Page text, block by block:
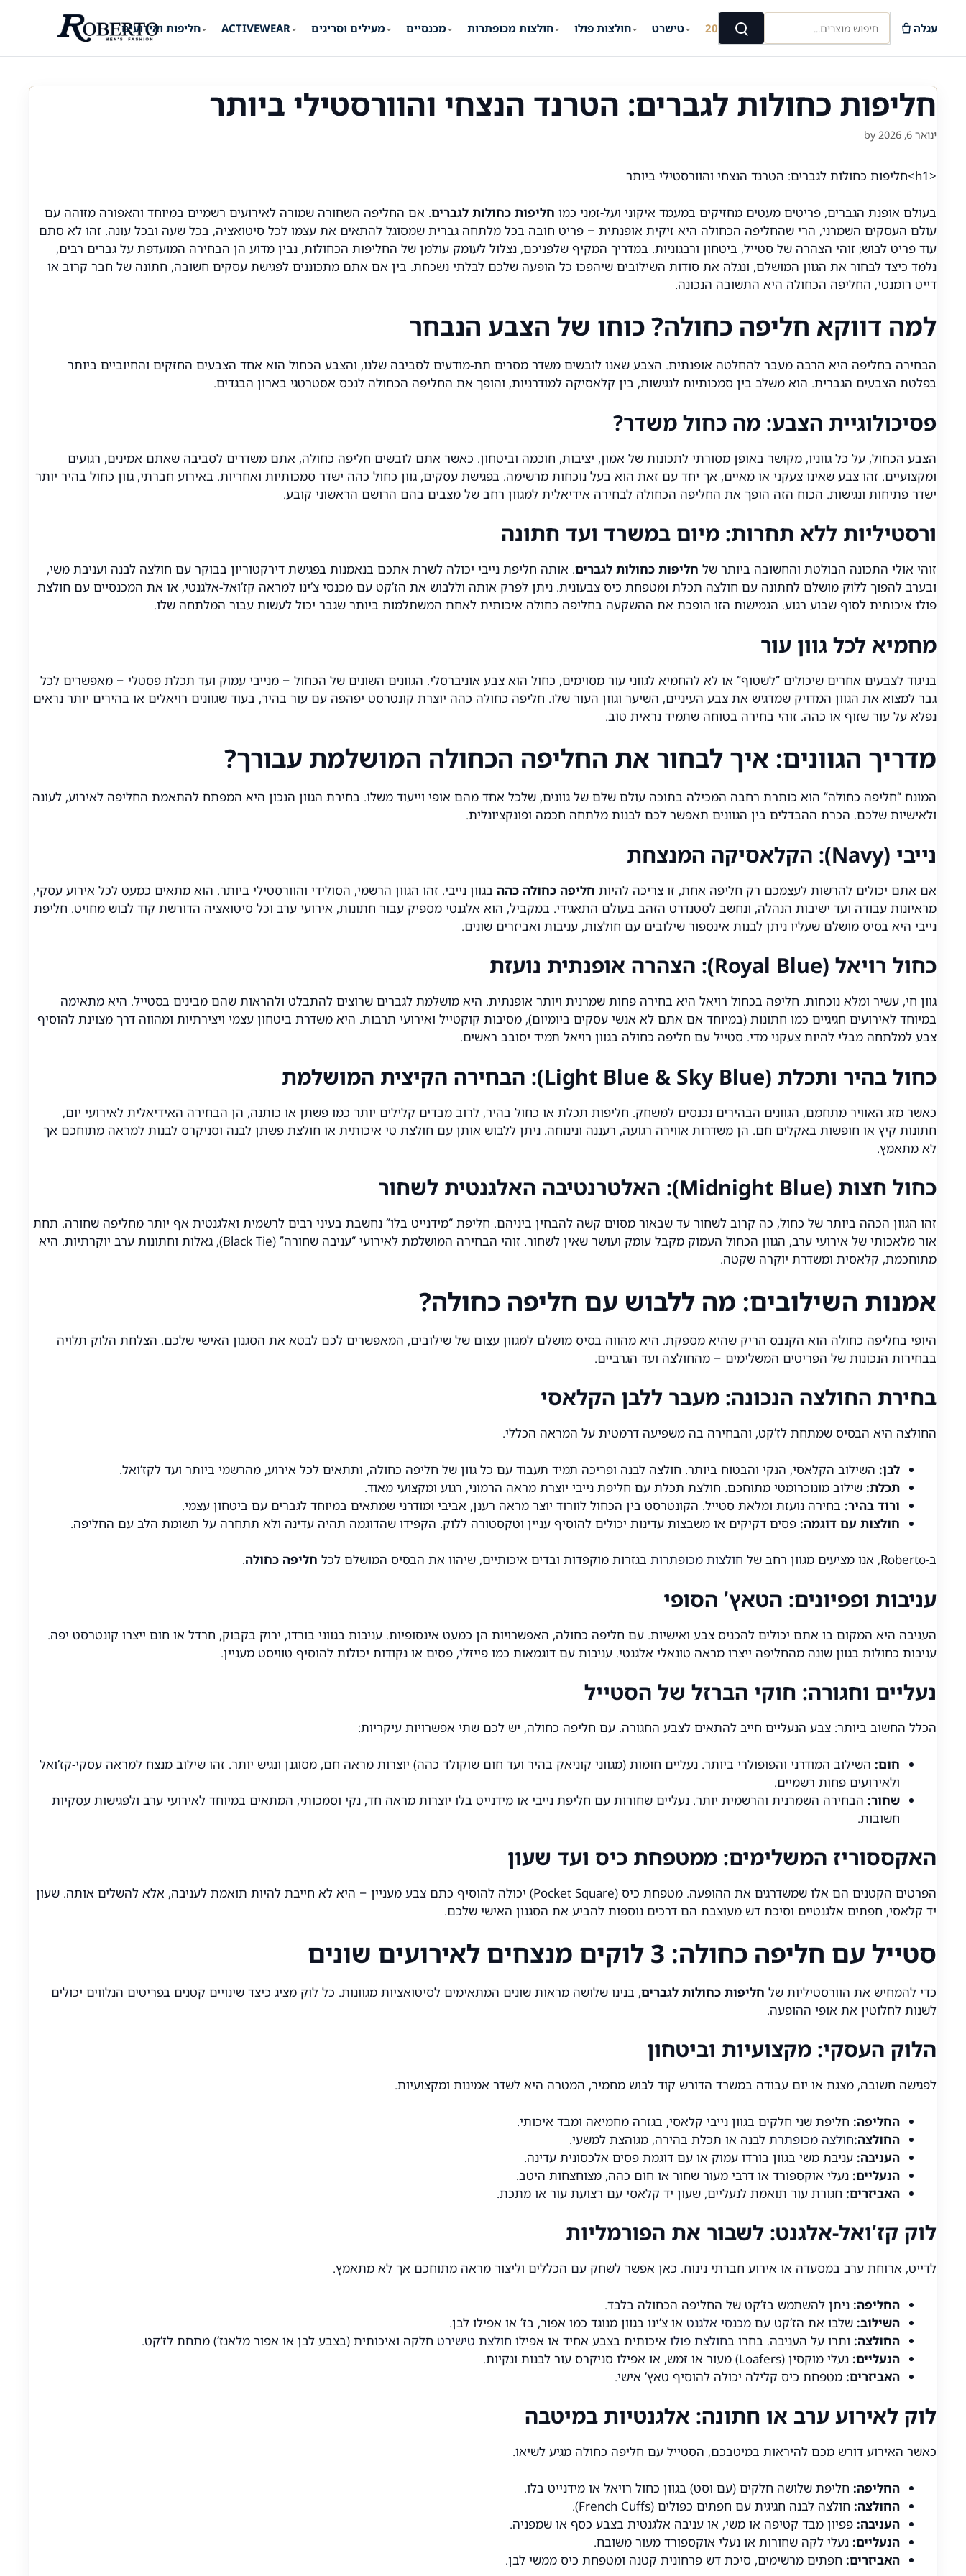
חליפות ואירועים⌄ ACTIVEWEAR ⌄ מעילים וסריגים⌄ מכנסיים⌄ חולצות מכופתרות⌄ חולצות פולו⌄ טישרט⌄ קיץ 2026 חיפוש מוצרים...
חיפוש עגלה
חליפות כחולות לגברים: הטרנד הנצחי והוורסטילי ביותר
ינואר 6, 2026 by
<h1>חליפות כחולות לגברים: הטרנד הנצחי והוורסטילי ביותר
בעולם אופנת הגברים, פריטים מעטים מחזיקים במעמד איקוני ועל-זמני כמו חליפות כחולות לגברים. אם החליפה השחורה שמורה לאירועים רשמיים במיוחד והאפורה מזוהה עם
עולם העסקים השמרני, הרי שהחליפה הכחולה היא זיקית אופנתית – פריט חובה בכל מלתחה גברית שמסוגל להתאים את עצמו לכל סיטואציה, בכל שעה ובכל עונה. זהו לא סתם
עוד פריט לבוש; זוהי הצהרה של סטייל, ביטחון ורבגוניות. במדריך המקיף שלפניכם, נצלול לעומק עולמן של החליפות הכחולות, נבין מדוע הן הבחירה המועדפת על גברים רבים,
נלמד כיצד לבחור את הגוון המושלם, ונגלה את סודות השילובים שיהפכו כל הופעה שלכם לבלתי נשכחת. בין אם אתם מתכוננים לפגישת עסקים חשובה, חתונה של חבר קרוב או
דייט רומנטי, החליפה הכחולה היא התשובה הנכונה.
למה דווקא חליפה כחולה? כוחו של הצבע הנבחר
הבחירה בחליפה היא הרבה מעבר להחלטה אופנתית. הצבע שאנו לובשים משדר מסרים תת-מודעים לסביבה שלנו, והצבע הכחול הוא אחד הצבעים החזקים והחיוביים ביותר
בפלטת הצבעים הגברית. הוא משלב בין סמכותיות לנגישות, בין קלאסיקה למודרניות, והופך את החליפה הכחולה לנכס אסטרטגי בארון הבגדים.
פסיכולוגיית הצבע: מה כחול משדר?
הצבע הכחול, על כל גווניו, מקושר באופן מסורתי לתכונות של אמון, יציבות, חוכמה וביטחון. כאשר אתם לובשים חליפה כחולה, אתם משדרים לסביבה שאתם אמינים, רגועים
ומקצועיים. זהו צבע שאינו צעקני או מאיים, אך יחד עם זאת הוא בעל נוכחות מרשימה. בפגישת עסקים, גוון כחול כהה ישדר סמכותיות ואחריות. באירוע חברתי, גוון כחול בהיר יותר
ישדר פתיחות ונגישות. הכוח הזה הופך את החליפה הכחולה לבחירה אידיאלית למגוון רחב של מצבים בהם הרושם הראשוני קובע.
ורסטיליות ללא תחרות: מיום במשרד ועד חתונה
זוהי אולי התכונה הבולטת והחשובה ביותר של חליפות כחולות לגברים. אותה חליפת נייבי יכולה לשרת אתכם בנאמנות בפגישת דירקטוריון בבוקר עם חולצה לבנה ועניבת משי,
ובערב להפוך ללוק מושלם לחתונה עם חולצה תכלת ומטפחת כיס צבעונית. ניתן לפרק אותה וללבוש את הז’קט עם מכנסי צ’ינו למראה קז’ואל-אלגנטי, או את המכנסיים עם חולצת
פולו איכותית לסוף שבוע רגוע. הגמישות הזו הופכת את ההשקעה בחליפה כחולה איכותית לאחת המשתלמות ביותר שגבר יכול לעשות עבור המלתחה שלו.
מחמיא לכל גוון עור
בניגוד לצבעים אחרים שיכולים “לשטוף” או לא להחמיא לגווני עור מסוימים, כחול הוא צבע אוניברסלי. הגוונים השונים של הכחול – מנייבי עמוק ועד תכלת פסטלי – מאפשרים לכל
גבר למצוא את הגוון המדויק שמדגיש את צבע העיניים, השיער וגוון העור שלו. חליפה כחולה כהה יוצרת קונטרסט יפהפה עם עור בהיר, בעוד שגוונים רויאלים או בהירים יותר נראים
נפלא על עור שזוף או כהה. זוהי בחירה בטוחה שתמיד נראית טוב.
מדריך הגוונים: איך לבחור את החליפה הכחולה המושלמת עבורך?
המונח “חליפה כחולה” הוא כותרת רחבה המכילה בתוכה עולם שלם של גוונים, שלכל אחד מהם אופי וייעוד משלו. בחירת הגוון הנכון היא המפתח להתאמת החליפה לאירוע, לעונה
ולאישיות שלכם. הכרת ההבדלים בין הגוונים תאפשר לכם לבנות מלתחה חכמה ופונקציונלית.
נייבי (Navy): הקלאסיקה המנצחת
אם אתם יכולים להרשות לעצמכם רק חליפה אחת, זו צריכה להיות חליפה כחולה כהה בגוון נייבי. זהו הגוון הרשמי, הסולידי והוורסטילי ביותר. הוא מתאים כמעט לכל אירוע עסקי,
מראיונות עבודה ועד ישיבות הנהלה, ונחשב לסטנדרט הזהב בעולם התאגידי. במקביל, הוא אלגנטי מספיק עבור חתונות, אירועי ערב וכל סיטואציה הדורשת קוד לבוש מחויט. חליפת
נייבי היא בסיס מושלם שעליו ניתן לבנות אינספור שילובים עם חולצות, עניבות ואביזרים שונים.
כחול רויאל (Royal Blue): הצהרה אופנתית נועזת
גוון חי, עשיר ומלא נוכחות. חליפה בכחול רויאל היא בחירה פחות שמרנית ויותר אופנתית. היא מושלמת לגברים שרוצים להתבלט ולהראות שהם מבינים בסטייל. היא מתאימה
במיוחד לאירועים חגיגיים כמו חתונות (במיוחד אם אתם לא אנשי עסקים ביומיום), מסיבות קוקטייל ואירועי תרבות. היא משדרת ביטחון עצמי ויצירתיות ומהווה דרך מצוינת להוסיף
צבע למלתחה מבלי להיות צעקני מדי. סטייל עם חליפה כחולה בגוון רויאל תמיד יסובב ראשים.
כחול בהיר ותכלת (Light Blue & Sky Blue): הבחירה הקיצית המושלמת
כאשר מזג האוויר מתחמם, הגוונים הבהירים נכנסים למשחק. חליפות תכלת או כחול בהיר, לרוב מבדים קלילים יותר כמו פשתן או כותנה, הן הבחירה האידיאלית לאירועי יום,
חתונות קיץ או חופשות באקלים חם. הן משדרות אווירה רגועה, רעננה ונינוחה. ניתן ללבוש אותן עם חולצת טי איכותית או חולצת פשתן לבנה וסניקרס לבנות למראה מתוחכם אך
לא מתאמץ.
כחול חצות (Midnight Blue): האלטרנטיבה האלגנטית לשחור
זהו הגוון הכהה ביותר של כחול, כה קרוב לשחור עד שבאור מסוים קשה להבחין ביניהם. חליפת “מידנייט בלו” נחשבת בעיני רבים לרשמית ואלגנטית אף יותר מחליפה שחורה. תחת
אור מלאכותי של אירועי ערב, הגוון הכחול העמוק מקבל עומק ועושר שאין לשחור. זוהי הבחירה המושלמת לאירועי “עניבה שחורה” (Black Tie), גאלות וחתונות ערב יוקרתיות. היא
מתוחכמת, קלאסית ומשדרת יוקרה שקטה.
אמנות השילובים: מה ללבוש עם חליפה כחולה?
היופי בחליפה כחולה הוא הקנבס הריק שהיא מספקת. היא מהווה בסיס מושלם למגוון עצום של שילובים, המאפשרים לכם לבטא את הסגנון האישי שלכם. הצלחת הלוק תלויה
בבחירות הנכונות של הפריטים המשלימים – מהחולצה ועד הגרביים.
בחירת החולצה הנכונה: מעבר ללבן הקלאסי
החולצה היא הבסיס שמתחת לז’קט, והבחירה בה משפיעה דרמטית על המראה הכללי.
לבן: השילוב הקלאסי, הנקי והבטוח ביותר. חולצה לבנה ופריכה תמיד תעבוד עם כל גוון של חליפה כחולה, ותתאים לכל אירוע, מהרשמי ביותר ועד לקז’ואל.
תכלת: שילוב מונוכרומטי מתוחכם. חולצת תכלת עם חליפת נייבי יוצרת מראה הרמוני, רגוע ומקצועי מאוד.
ורוד בהיר: בחירה נועזת ומלאת סטייל. הקונטרסט בין הכחול לוורוד יוצר מראה רענן, אביבי ומודרני שמתאים במיוחד לגברים עם ביטחון עצמי.
חולצות עם דוגמה: פסים דקיקים או משבצות עדינות יכולים להוסיף עניין וטקסטורה ללוק. הקפידו שהדוגמה תהיה עדינה ולא תתחרה על תשומת הלב עם החליפה.
ב-Roberto, אנו מציעים מגוון רחב של חולצות מכופתרות בגזרות מוקפדות ובדים איכותיים, שיהוו את הבסיס המושלם לכל חליפה כחולה.
עניבות ופפיונים: הטאץ’ הסופי
העניבה היא המקום בו אתם יכולים להכניס צבע ואישיות. עם חליפה כחולה, האפשרויות הן כמעט אינסופיות. עניבות בגווני בורדו, ירוק בקבוק, חרדל או חום ייצרו קונטרסט יפה.
עניבות כחולות בגוון שונה מהחליפה ייצרו מראה טונאלי אלגנטי. עניבות עם דוגמאות כמו פייזלי, פסים או נקודות יכולות להוסיף טוויסט מעניין.
נעליים וחגורה: חוקי הברזל של הסטייל
הכלל החשוב ביותר: צבע הנעליים חייב להתאים לצבע החגורה. עם חליפה כחולה, יש לכם שתי אפשרויות עיקריות:
חום: השילוב המודרני והפופולרי ביותר. נעליים חומות (מגווני קוניאק בהיר ועד חום שוקולד כהה) יוצרות מראה חם, מסוגנן ונגיש יותר. זהו שילוב מנצח למראה עסקי-קז’ואל
ולאירועים פחות רשמיים.
שחור: הבחירה השמרנית והרשמית יותר. נעליים שחורות עם חליפת נייבי או מידנייט בלו יוצרות מראה חד, נקי וסמכותי, המתאים במיוחד לאירועי ערב ולפגישות עסקיות
חשובות.
האקססוריז המשלימים: ממטפחת כיס ועד שעון
הפרטים הקטנים הם אלו שמשדרגים את ההופעה. מטפחת כיס (Pocket Square) יכולה להוסיף כתם צבע מעניין – היא לא חייבת להיות תואמת לעניבה, אלא להשלים אותה. שעון
יד קלאסי, חפתים אלגנטיים וסיכת דש מעוצבת הם דרכים נוספות להביע את הסגנון האישי שלכם.
סטייל עם חליפה כחולה: 3 לוקים מנצחים לאירועים שונים
כדי להמחיש את הוורסטיליות של חליפות כחולות לגברים, בנינו שלושה מראות שונים המתאימים לסיטואציות מגוונות. כל לוק מציג כיצד שינויים קטנים בפריטים הנלווים יכולים
לשנות לחלוטין את אופי ההופעה.
הלוק העסקי: מקצועיות וביטחון
לפגישה חשובה, מצגת או יום עבודה במשרד הדורש קוד לבוש מחמיר, המטרה היא לשדר אמינות ומקצועיות.
החליפה: חליפת שני חלקים בגוון נייבי קלאסי, בגזרה מחמיאה ומבד איכותי.
החולצה:חולצה מכופתרת לבנה או תכלת בהירה, מגוהצת למשעי.
העניבה: עניבת משי בגוון בורדו עמוק או עם דוגמת פסים אלכסונית עדינה.
הנעליים: נעלי אוקספורד או דרבי מעור שחור או חום כהה, מצוחצחות היטב.
האביזרים: חגורת עור תואמת לנעליים, שעון יד קלאסי עם רצועת עור או מתכת.
לוק קז’ואל-אלגנט: לשבור את הפורמליות
לדייט, ארוחת ערב במסעדה או אירוע חברתי נינוח. כאן אפשר לשחק עם הכללים וליצור מראה מתוחכם אך לא מתאמץ.
החליפה: ניתן להשתמש בז’קט של החליפה הכחולה בלבד.
השילוב: שלבו את הז’קט עם מכנסי אלגנט או צ’ינו בגוון מנוגד כמו אפור, בז’ או אפילו לבן.
החולצה: ותרו על העניבה. בחרו בחולצת פולו איכותית בצבע אחיד או אפילו חולצת טישירט חלקה ואיכותית (בצבע לבן או אפור מלאנז’) מתחת לז’קט.
הנעליים: נעלי מוקסין (Loafers) מעור או זמש, או אפילו סניקרס עור לבנות ונקיות.
האביזרים: מטפחת כיס קלילה יכולה להוסיף טאץ’ אישי.
לוק לאירוע ערב או חתונה: אלגנטיות במיטבה
כאשר האירוע דורש מכם להיראות במיטבכם, הסטייל עם חליפה כחולה מגיע לשיאו.
החליפה: חליפת שלושה חלקים (עם וסט) בגוון כחול רויאל או מידנייט בלו.
החולצה: חולצה לבנה חגיגית עם חפתים כפולים (French Cuffs).
העניבה: פפיון מבד קטיפה או משי, או עניבה אלגנטית בצבע כסף או שמפניה.
הנעליים: נעלי לקה שחורות או נעלי אוקספורד מעור משובח.
האביזרים: חפתים מרשימים, סיכת דש פרחונית קטנה ומטפחת כיס ממשי לבן.